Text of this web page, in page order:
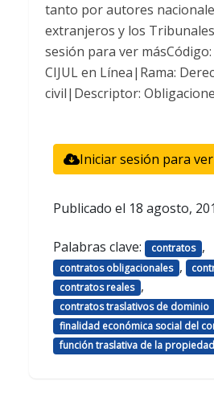
tanto por autores
extranjeros y los
sesión para ver
CIJUL en Línea|Rama:
civil|Descriptor:
Iniciar sesión para
Publicado el 18 agosto,
Palabras clave: contratos ,
contratos obligacionales ,
contratos reales ,
contratos traslativos de dominio
finalidad económica social del
función traslativa de la propiedad